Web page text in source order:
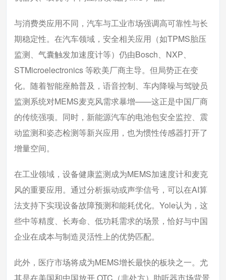
与消费类应用不同，汽车与工业市场强调高可靠性与长
期稳定性。在汽车领域，安全相关应用（如TPMS胎压
监测、气囊触发加速度计等）仍由Bosch、NXP、
STMicroelectronics 等欧美厂商主导。但局势正在变
化。随着智能座舱普及，语音控制、车内降噪与驾驶员
监测系统对MEMS麦克风需求暴增——这正是中国厂商
的传统强项。同时，新能源汽车的电池包安全监控、震
动监测和姿态检测等新兴应用，也为惯性传感器打开了
增量空间。
在工业领域，设备健康监测成为MEMS加速度计和麦克
风的重要应用。通过分析振动或声学信号，可以在AI算
法支持下实现设备故障预测和能耗优化。Yole认为，这
些中等精度、长寿命、低功耗需求的场景，恰好与中国
企业在成本与制造灵活性上的优势匹配。
此外，医疗市场将成为MEMS增长最快的板块之一。尤